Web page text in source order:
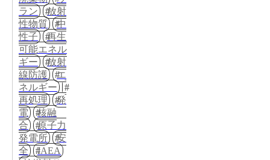
ラン
放射
性物質
中
性子
再生
可能エネル
ギー
放射
線防護
エ
ネルギー
再処理
発
電
核融
合
原子力
発電所
安
全
IAEA